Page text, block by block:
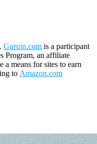
Guruin.com is a participant
Program, an affiliate
a means for sites to earn
to Amazon.com